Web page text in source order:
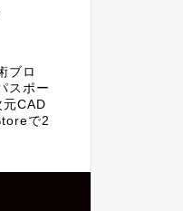
ブロ
スポー
元CAD
で2